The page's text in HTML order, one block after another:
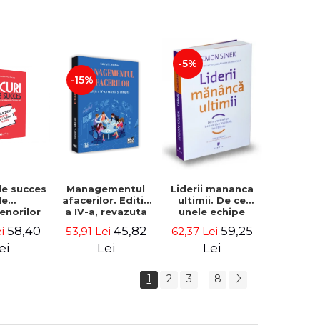
succes
sa-ti
58,40
-15%
Managementul
afacerilor. Editia
a IV-a, revazuta
Gabriel I. Nastase
53,91 Lei45,82
Lei
-5%
Liderii mananca
ultimii. De ce
unele echipe
impreuna, iar
altele nu. Editia a
62,37 Lei59,25
Lei
1 2 3 8